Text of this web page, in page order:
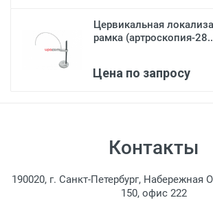
Цервикальная
рамка (артроскопия-
Цена по запросу
неподвижной
открывающейся назад до 120°,
Контакты
190020, г. Санкт-Петербург, Набережная
150, офис 222